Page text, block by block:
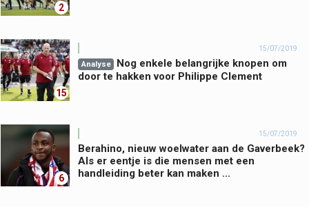
2
15
15/07/2019
Analyse
Nog enkele belangrijke knopen om
door te hakken voor Philippe Clement
6
15/07/2019
Berahino, nieuw woelwater aan de Gaverbeek?
Als er eentje is die mensen met een
handleiding beter kan maken ...